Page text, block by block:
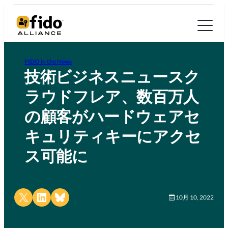
FIDO in the News
技術ビジネスニュースク
ラウドフレア、数百万人
の顧客がハードウェアセ
キュリティキーにアクセ
ス可能に
Share on X Share on LinkedIn
Share on Bluesky 10月 10, 2022